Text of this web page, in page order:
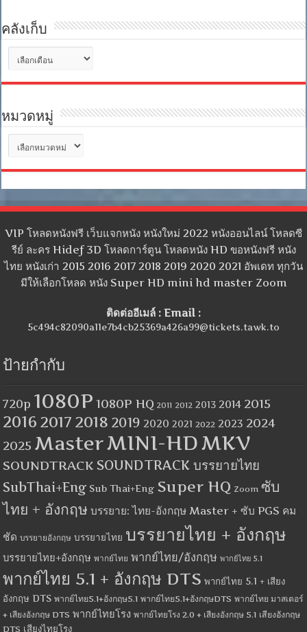
คลังเก็บ
คลัง
เก็บ
หมวดหมู่
หมวด
หมู่
VIP โหลดหนังฟรี เว็บแจกหนัง หนังใหม่ 2022 หนังออนไลน์ โหลดซี
รีย์ ละคร Hidef 3D โหลดการ์ตูน โหลดหนัง HD ขอหนังฟรี หนัง
ไทย หนังเก่า 2015 2016 2017 2018 2019 2020 2021 อัพเดท ทุกวัน
มีให้เลือกโหลด หนัง Super HD mini hd master Zoom
ติดต่ออีเมล์ : Email :
5c494c82090a11e7b4cb25369a426a99@tickets.tawk.to
ป้ายกำกับ
720p 1080P 1080P HQ 2011 2012 2013 2014 2015
2016 2017 2018 2019 2020 2021 2022 2023 2024
2025 MasterMINI-HDMKV
SOUNDTRACK SOUNDTRACK บรรยายไทย
SubThai+Eng Sub Thai+Eng Super HQ Zoom ซับ
ไทย + อังกฤษ บรรยาย: ไทย-อังกฤษ Master + ซับ PGS คม
ชัด บรรยายอังกฤษ บรรยายไทย บรรยายไทย + อังกฤษ
บรรยายไทย+อังกฤษ พากย์ไทย พากย์ไทย/อังกฤษ พากย์ไทย 5.1
พากย์ไทย 5.1 + อังกฤษ DTS พากย์ไทย 5.1 + เสียง
อังกฤษ DTS พากย์ไทย5.1+อังกฤษ5.1 พากย์ไทย5.1+อังกฤษDTS พากย์ไทย มาสเตอร์
+ เสียงอังกฤษ DTS พากย์ไทยโรง พากย์ไทยโรง 2.0 + เสียงอังกฤษ 5.1 เสียงอังกฤษ
DTS เสียงไทยโรง